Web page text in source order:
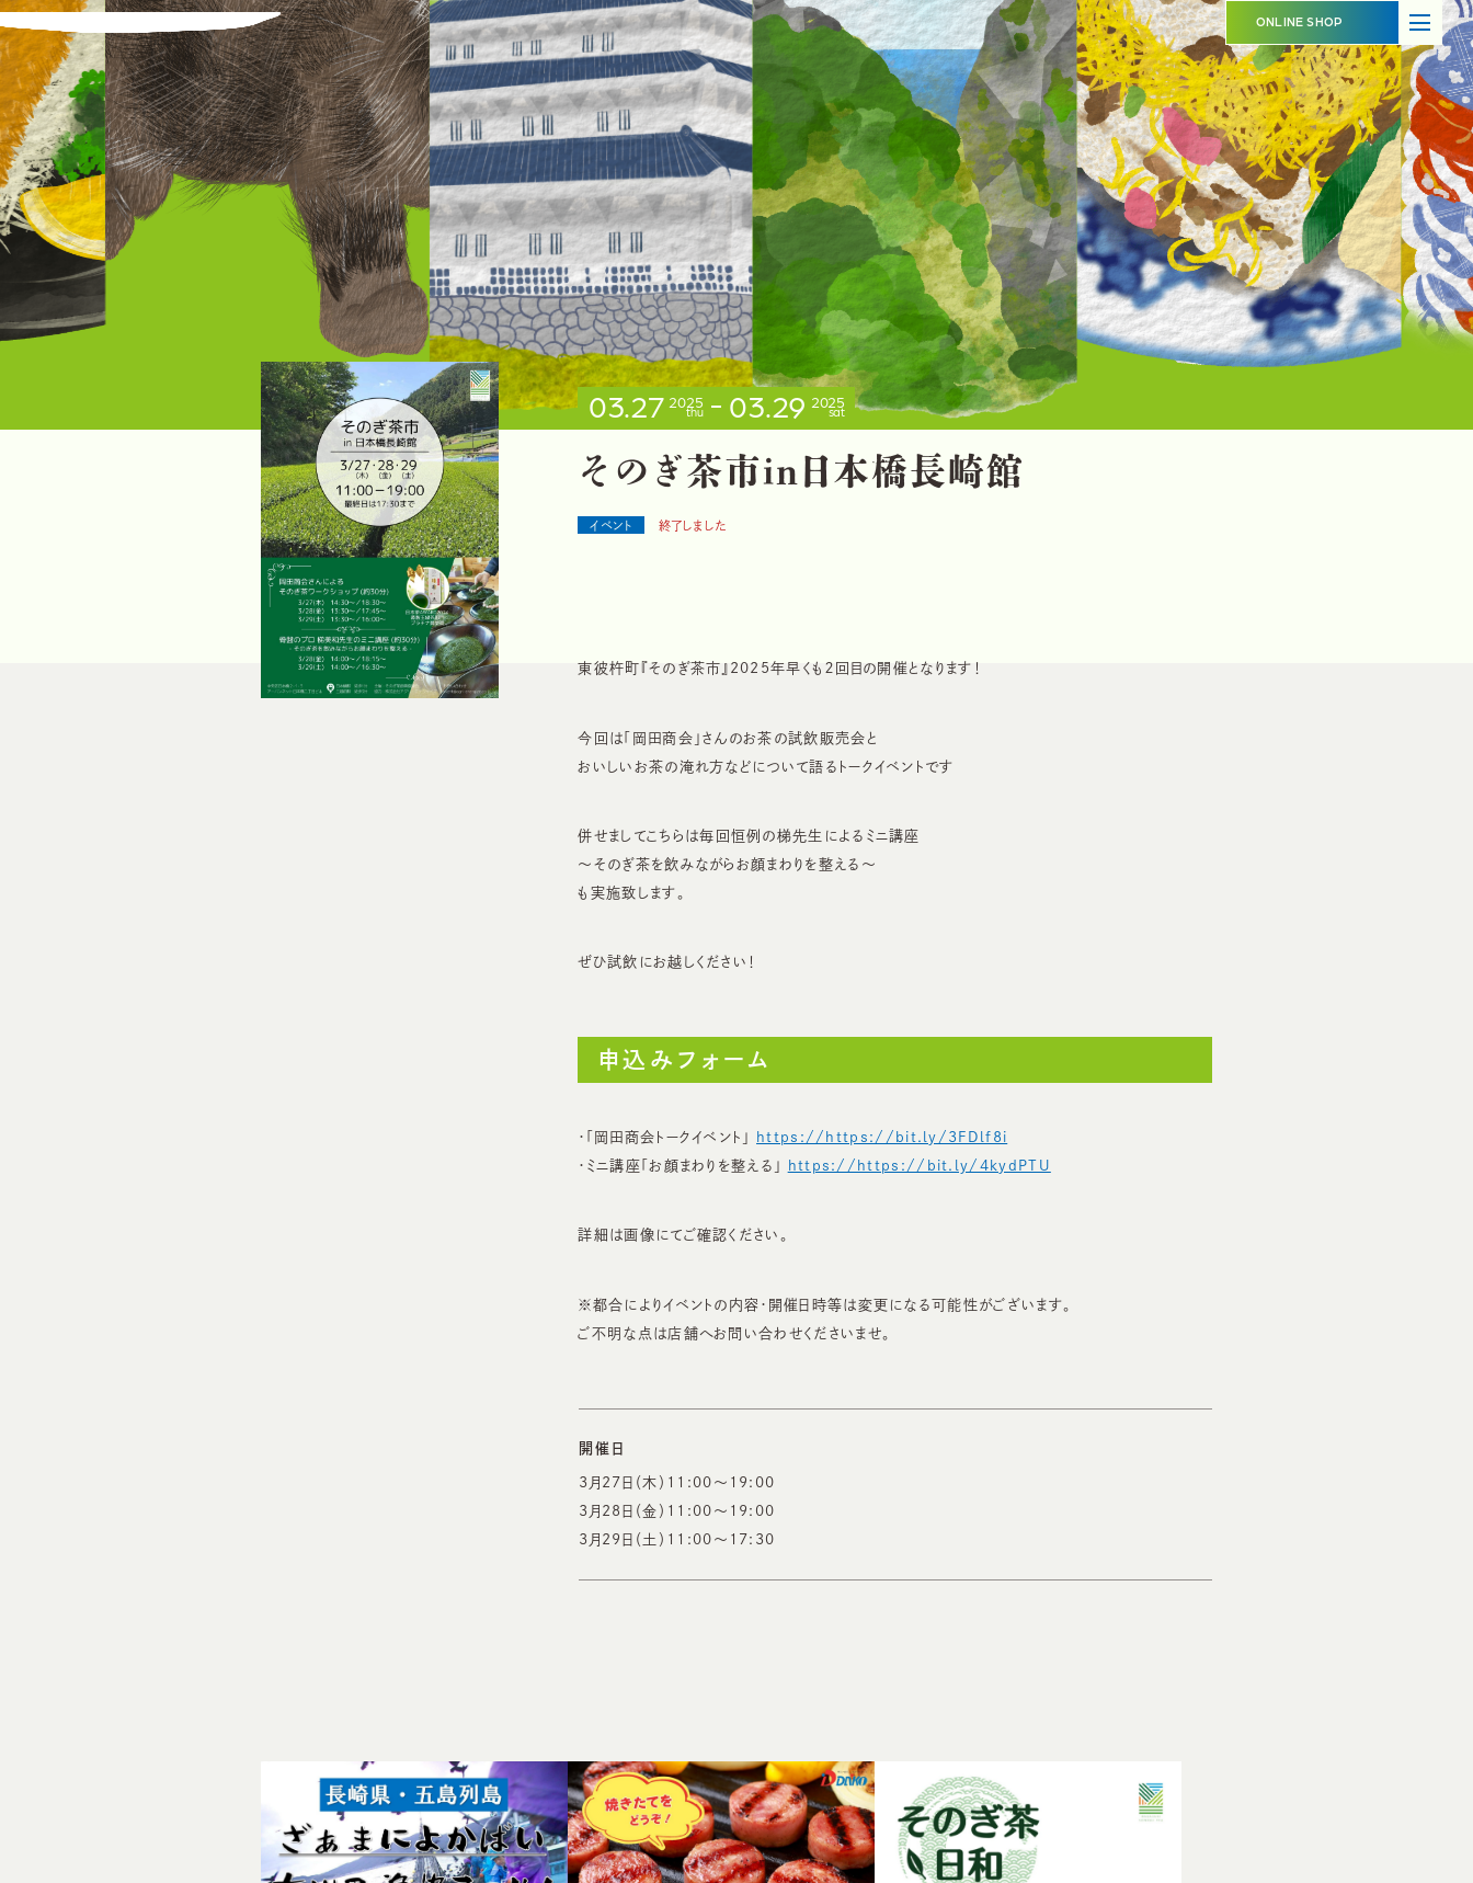
ONLINE SHOP
ABOUT
日本橋長崎館とは
SHOP OVERVIEW
ショップ概要
LATEST NEWS
お知らせ
LATEST EVENTS
イベント情報
PRODUCT INFORMATION
商品情報
CONTACT
お問い合わせ
イベントスペースのご利用について 出品事業者登録ご案内
03.27 2025
thu 03.29 2025
sat
そ の ぎ茶市in 日 本橋長崎館
イベント 終了しました
東彼杵町『そのぎ茶市』2025年早くも２回目の開催となります！
今回は「岡田商会」さんのお茶の試飲販売会と
おいしいお茶の淹れ方などについて語るトークイベントです
併せましてこちらは毎回恒例の梯先生によるミニ講座
～そのぎ茶を飲みながらお顔まわりを整える～
も実施致します。
ぜひ試飲にお越しください！
申込みフォーム
・「岡田商会トークイベント」
https://https://bit.ly/3FDlf8i
・ミニ講座「お顔まわりを整える」
https://https://bit.ly/4kydPTU
詳細は画像にてご確認ください。
※都合によりイベントの内容・開催日時等は変更になる可能性がございます。
ご不明な点は店舗へお問い合わせくださいませ。
開催日
3月27日（木）11:00～19:00
3月28日（金）11:00～19:00
3月29日（土）11:00～17:30